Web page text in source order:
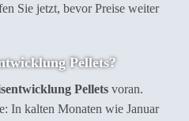
Sie jetzt, bevor Preise weiter
Pellets?
Pellets voran.
In kalten Monaten wie Januar